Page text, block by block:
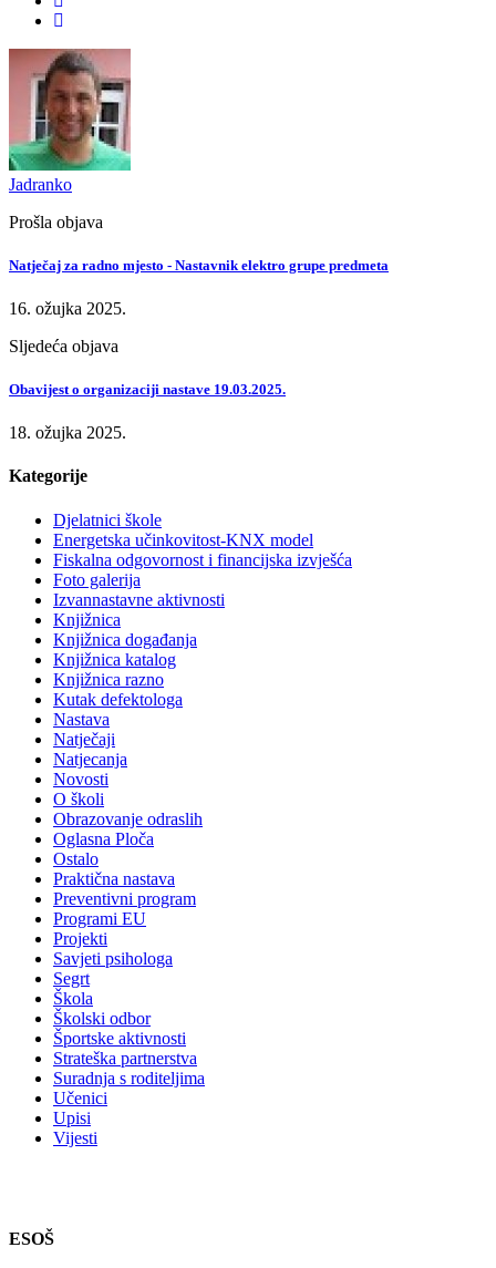
Jadranko
Prošla objava
Natječaj za radno mjesto - Nastavnik elektro grupe predmeta
16. ožujka 2025.
Sljedeća objava
Obavijest o organizaciji nastave 19.03.2025.
18. ožujka 2025.
Kategorije
Djelatnici škole
Energetska učinkovitost-KNX model
Fiskalna odgovornost i financijska izvješća
Foto galerija
Izvannastavne aktivnosti
Knjižnica
Knjižnica događanja
Knjižnica katalog
Knjižnica razno
Kutak defektologa
Nastava
Natječaji
Natjecanja
Novosti
O školi
Obrazovanje odraslih
Oglasna Ploča
Ostalo
Praktična nastava
Preventivni program
Programi EU
Projekti
Savjeti psihologa
Segrt
Škola
Školski odbor
Športske aktivnosti
Strateška partnerstva
Suradnja s roditeljima
Učenici
Upisi
Vijesti
ESOŠ